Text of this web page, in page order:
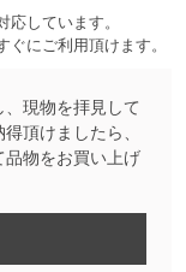
しています。
にご利用頂けます。
現物を拝見して
頂けましたら、
品物をお買い上げ